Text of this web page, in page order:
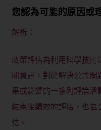
您認為可能的原因或
解析：
政策評估為利用科學技術
關資訊，對於解決公共
果或影響的一系列評論活
結束後績效的評估，也包
估。